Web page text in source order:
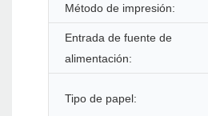
Método de impresión:
Entrada de fuente de
alimentación:
Tipo de papel: